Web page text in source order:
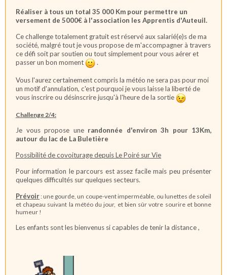
Réaliser à tous un total 35 000 Km pour permettre un
versement de 5000€ à l'association les Apprentis d'Auteuil.
Ce challenge totalement gratuit est réservé aux salarié(e)s de ma
société, malgré tout je vous propose de m'accompagner à travers
ce défi soit par soutien ou tout simplement pour vous aérer et
passer un bon moment
.
Vous l'aurez certainement compris la météo ne sera pas pour moi
un motif d'annulation, c'est pourquoi je vous laisse la liberté de
vous inscrire ou désinscrire jusqu'à l'heure de la sortie
Challenge 2/4:
Je vous propose une randonnée d'environ 3h pour 13Km,
autour du lac de La Buletière
Possibilitéde covoiturage depuis Le Poiré sur Vie
Pour information le parcours est assez facile mais peu présenter
quelques difficultés sur quelques secteurs.
Prévoir : une gourde, un coupe-vent imperméable, ou lunettes de soleil
et chapeau suivant la météo du jour, et bien sûr votre sourire et bonne
humeur !
Les enfants sont les bienvenus si capables de tenir la distance ,